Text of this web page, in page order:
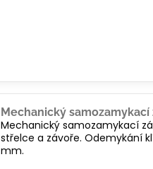
Mechanický samozamykací
Mechanický samozamykací
střelce a závoře. Odemykání
mm.